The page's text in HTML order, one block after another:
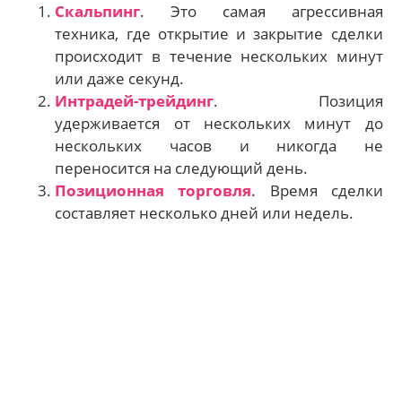
Скальпинг. Это самая агрессивная
техника, где открытие и закрытие сделки
происходит в течение нескольких минут
или даже секунд.
Интрадей-трейдинг. Позиция
удерживается от нескольких минут до
нескольких часов и никогда не
переносится на следующий день.
Позиционная торговля. Время сделки
составляет несколько дней или недель.